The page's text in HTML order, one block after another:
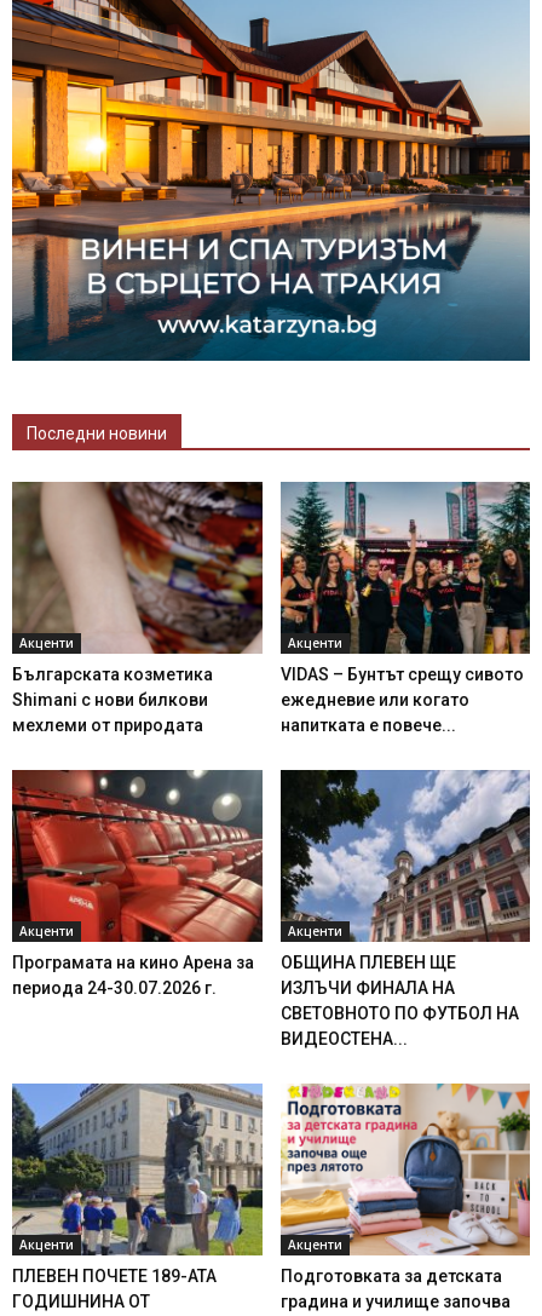
Последни новини
Акценти
Българската козметика
Shimani с нови билкови
мехлеми от природата
Акценти
VIDAS – Бунтът срещу сивото
ежедневие или когато
напитката е повече...
Акценти
Програмата на кино Арена за
периода 24-30.07.2026 г.
Акценти
ОБЩИНА ПЛЕВЕН ЩЕ
ИЗЛЪЧИ ФИНАЛА НА
СВЕТОВНОТО ПО ФУТБОЛ НА
ВИДЕОСТЕНА...
Акценти
ПЛЕВЕН ПОЧЕТЕ 189-АТА
ГОДИШНИНА ОТ
Акценти
Подготовката за детската
градина и училище започва